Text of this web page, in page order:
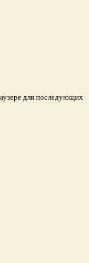
для последующих